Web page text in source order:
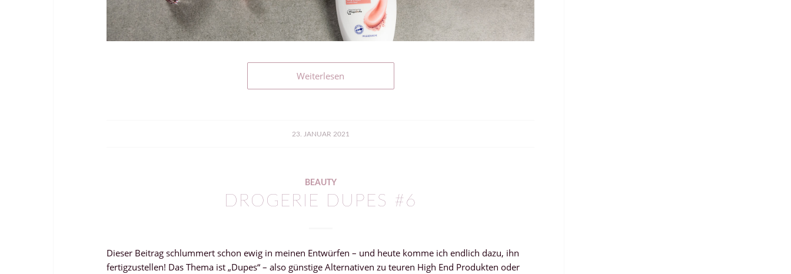
Weiterlesen
23. JANUAR 2021
BEAUTY
DROGERIE DUPES #6
Dieser Beitrag schlummert schon ewig in meinen Entwürfen – und heute komme ich endlich dazu, ihn
fertigzustellen! Das Thema ist „Dupes“ – also günstige Alternativen zu teuren High End Produkten oder